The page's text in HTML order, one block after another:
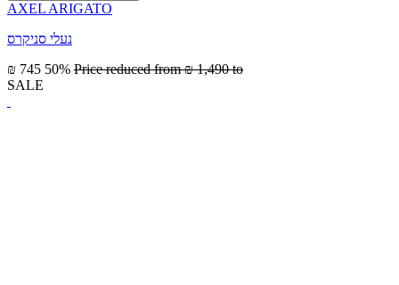
AXEL ARIGATO
נעלי סניקרס
₪ 745 50% Price reduced from₪ 1,490 to
SALE